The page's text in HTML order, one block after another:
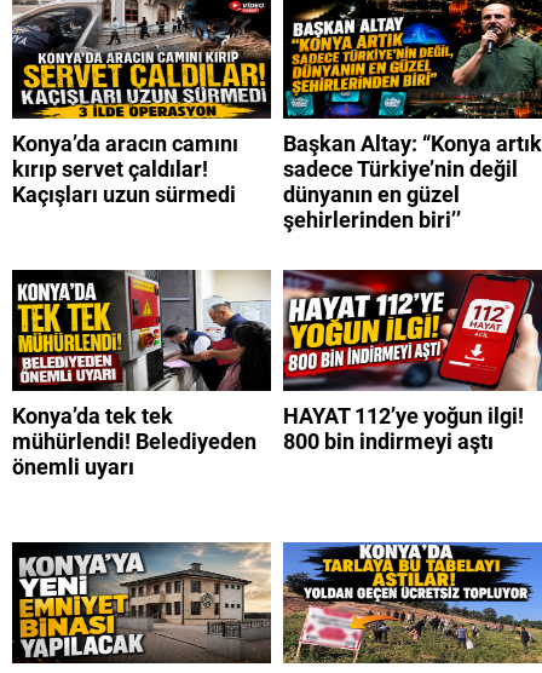
Konya’da aracın camını
kırıp servet çaldılar!
Kaçışları uzun sürmedi
Başkan Altay: “Konya artık
sadece Türkiye’nin değil
dünyanın en güzel
şehirlerinden biri’’
Konya’da tek tek
mühürlendi! Belediyeden
önemli uyarı
HAYAT 112’ye yoğun ilgi!
800 bin indirmeyi aştı